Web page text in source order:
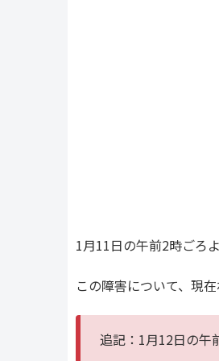
1月11日の午前2時ごろ
この障害について、現
追記：1月12日の午